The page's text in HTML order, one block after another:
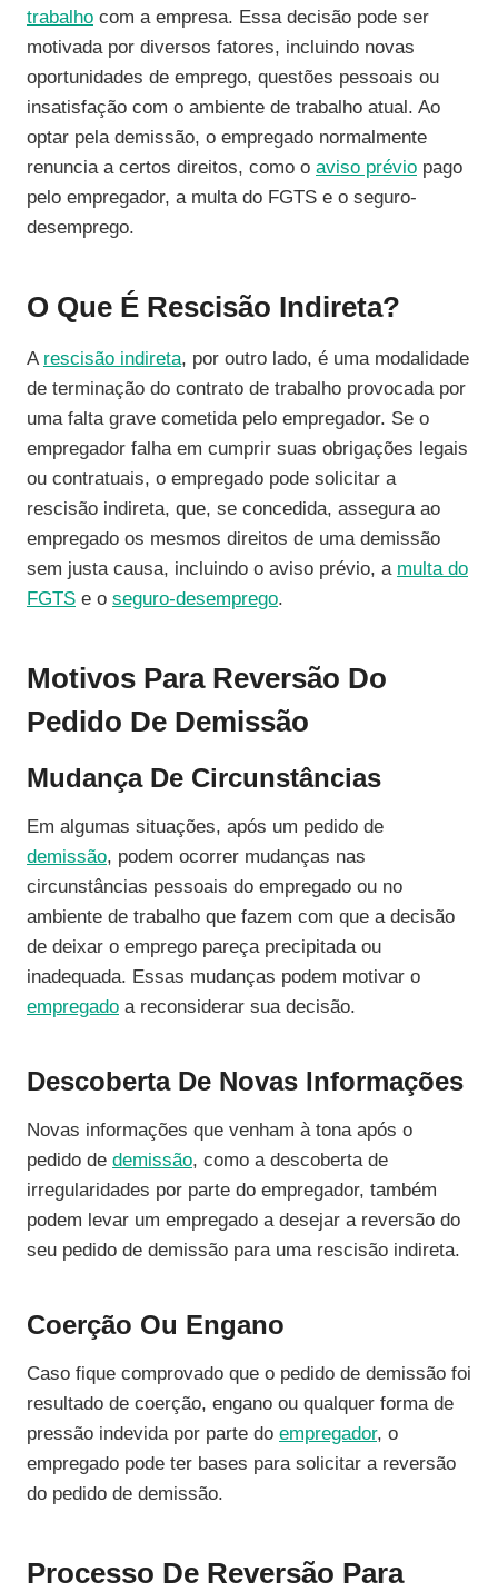
trabalho com a empresa. Essa decisão pode ser
motivada por diversos fatores, incluindo novas
oportunidades de emprego, questões pessoais ou
insatisfação com o ambiente de trabalho atual. Ao
optar pela demissão, o empregado normalmente
renuncia a certos direitos, como o aviso prévio pago
pelo empregador, a multa do FGTS e o seguro-
desemprego.
O Que É Rescisão Indireta?
A rescisão indireta, por outro lado, é uma modalidade
de terminação do contrato de trabalho provocada por
uma falta grave cometida pelo empregador. Se o
empregador falha em cumprir suas obrigações legais
ou contratuais, o empregado pode solicitar a
rescisão indireta, que, se concedida, assegura ao
empregado os mesmos direitos de uma demissão
sem justa causa, incluindo o aviso prévio, a multa do
FGTS e o seguro-desemprego.
Motivos Para Reversão Do
Pedido De Demissão
Mudança De Circunstâncias
Em algumas situações, após um pedido de
demissão, podem ocorrer mudanças nas
circunstâncias pessoais do empregado ou no
ambiente de trabalho que fazem com que a decisão
de deixar o emprego pareça precipitada ou
inadequada. Essas mudanças podem motivar o
empregado a reconsiderar sua decisão.
Descoberta De Novas Informações
Novas informações que venham à tona após o
pedido de demissão, como a descoberta de
irregularidades por parte do empregador, também
podem levar um empregado a desejar a reversão do
seu pedido de demissão para uma rescisão indireta.
Coerção Ou Engano
Caso fique comprovado que o pedido de demissão foi
resultado de coerção, engano ou qualquer forma de
pressão indevida por parte do empregador, o
empregado pode ter bases para solicitar a reversão
do pedido de demissão.
Processo De Reversão Para